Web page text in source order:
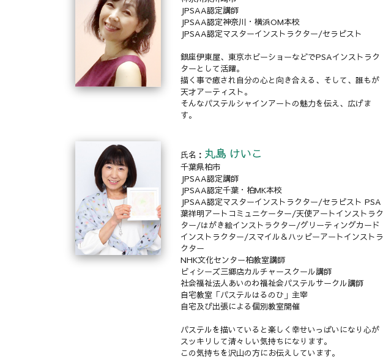
JPSAA認定講師
JPSAA認定神奈川・横浜OM本校
JPSAA認定マスターインストラクター/セラピスト
銀座伊東屋、東京ホビーショーなどでPSAインストラク
ターとして活躍。
描く事で癒され自分の心と向き合える、そして、誰もが
天才アーティスト。
そんなパステルシャインアートの魅力を伝え、広げま
す。
氏名： 丸島 けいこ
千葉県柏市
JPSAA認定講師
JPSAA認定千葉・柏MK本校
JPSAA認定マスターインストラクター/セラピスト PSA
葉祥明アートコミュニケーター/天使アートインストラク
ター/はがき絵インストラクター/グリーティングカード
インストラクター/スマイル＆ハッピーアートインストラ
クター
NHK文化センター柏教室講師
ビィシーズ三郷店カルチャースクール講師
社会福祉法人あいのわ福祉会パステルサークル講師
自宅教室「パステルはるのひ」主宰
自宅及び出張による個別教室開催
パステルを描いていると楽しく幸せいっぱいになり心が
スッキリして清々しい気持ちになります。
この気持ちを沢山の方にお伝えしています。